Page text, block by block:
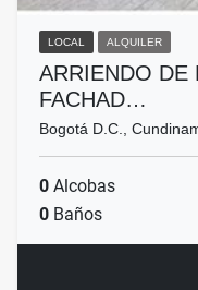
LOCAL ALQUILER
ARRIENDO DE
FACHAD…
Bogotá D.C.,
0 Alcobas
0 Baños